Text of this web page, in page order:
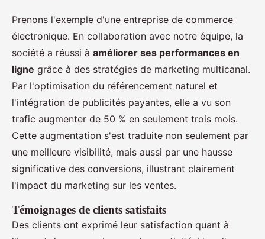
Prenons l'exemple d'une entreprise de commerce
électronique. En collaboration avec notre équipe, la
société a réussi à améliorer ses performances en
ligne grâce à des stratégies de marketing multicanal.
Par l'optimisation du référencement naturel et
l'intégration de publicités payantes, elle a vu son
trafic augmenter de 50 % en seulement trois mois.
Cette augmentation s'est traduite non seulement par
une meilleure visibilité, mais aussi par une hausse
significative des conversions, illustrant clairement
l'impact du marketing sur les ventes.
Témoignages de clients satisfaits
Des clients ont exprimé leur satisfaction quant à